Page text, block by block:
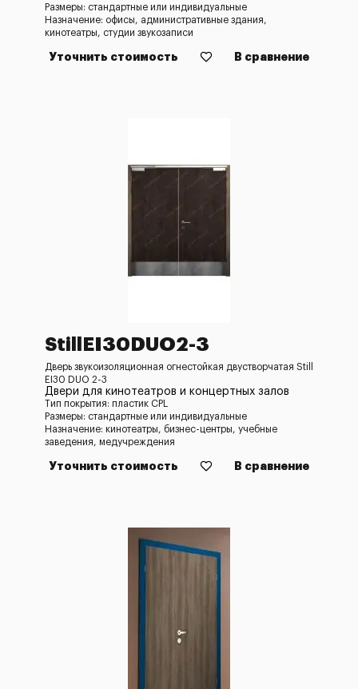
Размеры: стандартные или индивидуальные
Назначение: офисы, административные здания,
кинотеатры, студии звукозаписи
Уточнить стоимость В сравнение
StillEI30DUO2-3
Дверь звукоизоляционная огнестойкая двустворчатая Still
EI30 DUO 2-3
Двери для кинотеатров и концертных залов
Тип покрытия: пластик CPL
Размеры: стандартные или индивидуальные
Назначение: кинотеатры, бизнес-центры, учебные
заведения, медучреждения
Уточнить стоимость В сравнение